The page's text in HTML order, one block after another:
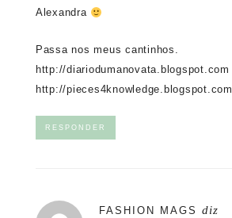
Alexandra
Passa nos meus cantinhos.
http://diariodumanovata.blogspot.com
http://pieces4knowledge.blogspot.com
RESPONDER
FASHION MAGS diz